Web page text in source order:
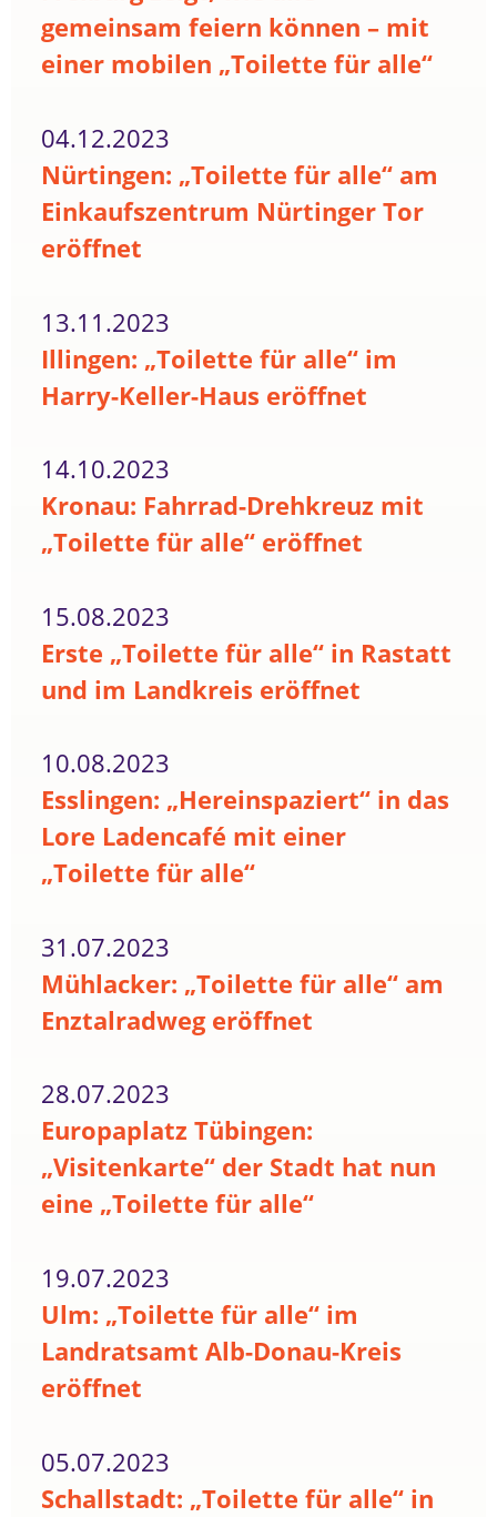
gemeinsam feiern können – mit
einer mobilen „Toilette für alle“
04.12.2023
Nürtingen: „Toilette für alle“ am
Einkaufszentrum Nürtinger Tor
eröffnet
13.11.2023
Illingen: „Toilette für alle“ im
Harry-Keller-Haus eröffnet
14.10.2023
Kronau: Fahrrad-Drehkreuz mit
„Toilette für alle“ eröffnet
15.08.2023
Erste „Toilette für alle“ in Rastatt
und im Landkreis eröffnet
10.08.2023
Esslingen: „Hereinspaziert“ in das
Lore Ladencafé mit einer
„Toilette für alle“
31.07.2023
Mühlacker: „Toilette für alle“ am
Enztalradweg eröffnet
28.07.2023
Europaplatz Tübingen:
„Visitenkarte“ der Stadt hat nun
eine „Toilette für alle“
19.07.2023
Ulm: „Toilette für alle“ im
Landratsamt Alb-Donau-Kreis
eröffnet
05.07.2023
Schallstadt: „Toilette für alle“ in